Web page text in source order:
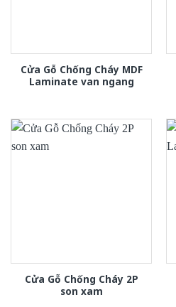
Cửa Gỗ Chống Cháy MDF
Laminate van ngang
Cửa Gỗ Chống Cháy 2P
son xam